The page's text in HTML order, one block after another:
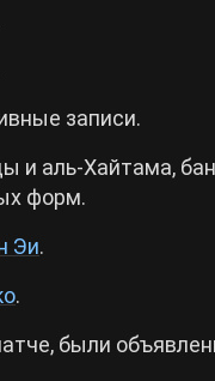
записи.
и аль-Хайтама,
форм.
Эи.
.
были